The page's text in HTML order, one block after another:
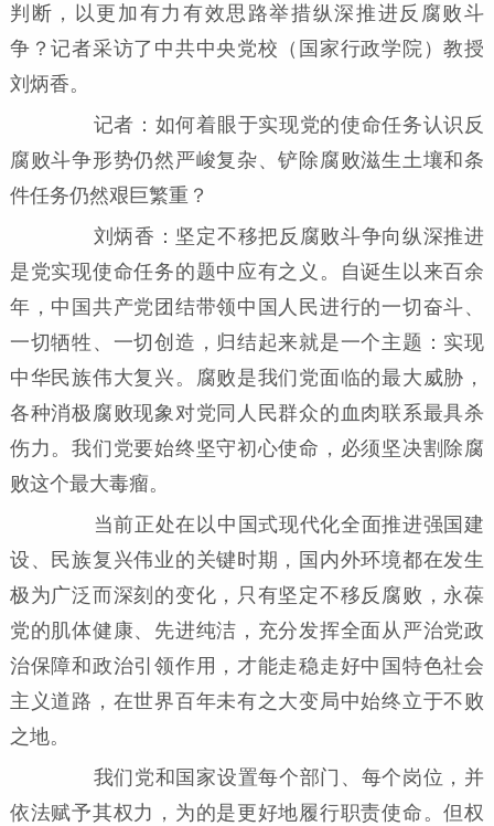
判断，以更加有力有效思路举措纵深推进反腐败斗
争？记者采访了中共中央党校（国家行政学院）教授
刘炳香。
记者：如何着眼于实现党的使命任务认识反
腐败斗争形势仍然严峻复杂、铲除腐败滋生土壤和条
件任务仍然艰巨繁重？
刘炳香：坚定不移把反腐败斗争向纵深推进
是党实现使命任务的题中应有之义。自诞生以来百余
年，中国共产党团结带领中国人民进行的一切奋斗、
一切牺牲、一切创造，归结起来就是一个主题：实现
中华民族伟大复兴。腐败是我们党面临的最大威胁，
各种消极腐败现象对党同人民群众的血肉联系最具杀
伤力。我们党要始终坚守初心使命，必须坚决割除腐
败这个最大毒瘤。
当前正处在以中国式现代化全面推进强国建
设、民族复兴伟业的关键时期，国内外环境都在发生
极为广泛而深刻的变化，只有坚定不移反腐败，永葆
党的肌体健康、先进纯洁，充分发挥全面从严治党政
治保障和政治引领作用，才能走稳走好中国特色社会
主义道路，在世界百年未有之大变局中始终立于不败
之地。
我们党和国家设置每个部门、每个岗位，并
依法赋予其权力，为的是更好地履行职责使命。但权